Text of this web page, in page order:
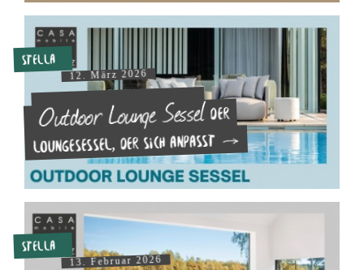
Stella
12. März 2026
Outdoor Lounge SesselDer
Loungesessel, der sich anpasst
Stella
13. Februar 2026